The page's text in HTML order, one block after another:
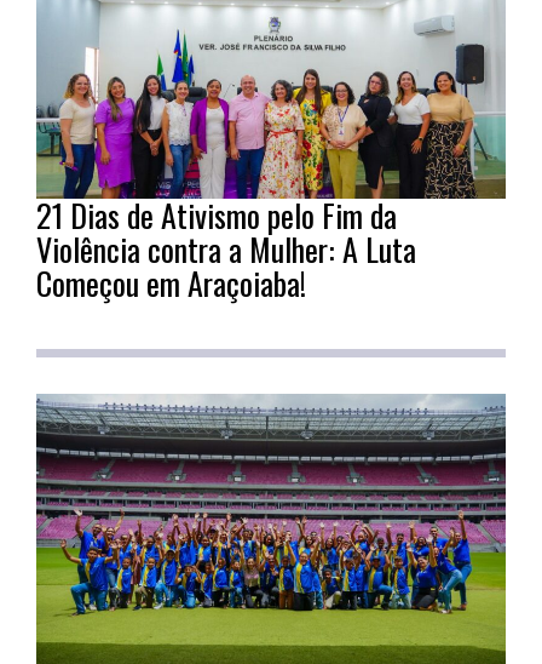
21 Dias de Ativismo pelo Fim da
Violência contra a Mulher: A Luta
Começou em Araçoiaba!